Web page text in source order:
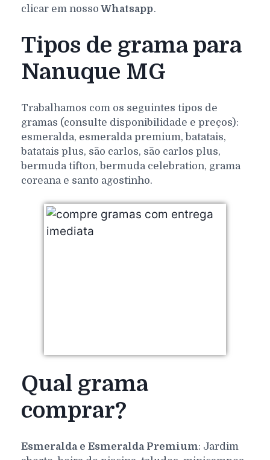
clicar em nosso Whatsapp.
Tipos de grama para
Nanuque MG
Trabalhamos com os seguintes tipos de
gramas (consulte disponibilidade e preços):
esmeralda, esmeralda premium, batatais,
batatais plus, são carlos, são carlos plus,
bermuda tifton, bermuda celebration, grama
coreana e santo agostinho.
Qual grama
comprar?
Esmeralda e Esmeralda Premium: Jardim